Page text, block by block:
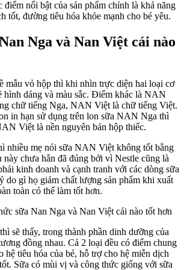
nổi bật của sản phẩm chính là khả năng
tốt, đường tiêu hóa khỏe mạnh cho bé yêu.
Nga và Nan Việt cái nào
mẫu vỏ hộp thì khi nhìn trực diện hai loại cơ
hình dáng và màu sắc. Điểm khác là NAN
chữ tiếng Nga, NAN Việt là chữ tiếng Việt.
in hạn sử dụng trên lon sữa NAN Nga thì
Việt là nền nguyên bản hộp thiếc.
nhiều mẹ nói sữa NAN Việt không tốt bằng
chưa hẳn đã đúng bởi vì Nestle cũng là
kinh doanh và cạnh tranh với các dòng sữa
do gì họ giảm chất lượng sản phẩm khi xuất
toàn có thể làm tốt hơn.
sẽ thấy, trong thành phần dinh dưỡng của
đồng nhau. Cả 2 loại đều có điểm chung
hệ tiêu hóa của bé, hỗ trợ cho hệ miễn dịch
Sữa có mùi vị và công thức giống với sữa